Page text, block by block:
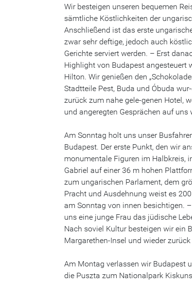
Wir besteigen unseren bequemen
sämtliche Köstlichkeiten der
Anschließend ist das erste
zwar sehr deftige, jedoch auch
Gerichte serviert werden. – Erst
Highlight von Budapest angesteuert
Hilton. Wir genießen den
Stadtteile Pest, Buda und Óbuda
zurück zum nahe gele-genen Hotel,
und angeregten Gesprächen auf uns
Am Sonntag holt uns unser
Budapest. Der erste Punkt, den wir
monumentale Figuren im Halbkreis,
Gabriel auf einer 36 m hohen
zum ungarischen Parlament, dem
Pracht und Ausdehnung weist es
am Sonntag von innen besichtigen.
uns eine junge Frau das jüdische
Nach soviel Kultur besteigen wir ein
Margarethen-Insel und wieder
Am Montag verlassen wir Budapest
die Puszta zum Nationalpark